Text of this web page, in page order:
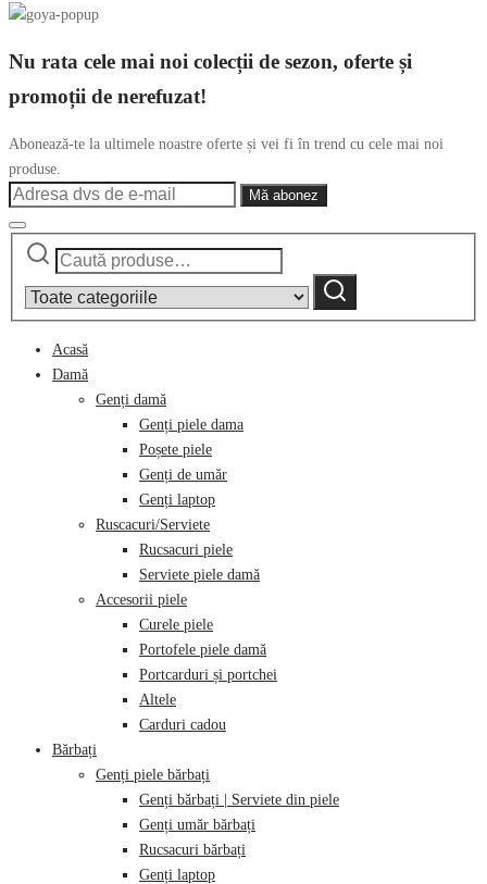
Nu rata cele mai noi colecții de sezon, oferte și
promoții de nerefuzat!
Abonează-te la ultimele noastre oferte și vei fi în trend cu cele mai noi
produse.
Caută
category:
Caută
Acasă
Damă
Genți damă
Genți piele dama
Poșete piele
Genți de umăr
Genți laptop
Ruscacuri/Serviete
Rucsacuri piele
Serviete piele damă
Accesorii piele
Curele piele
Portofele piele damă
Portcarduri și portchei
Altele
Carduri cadou
Bărbați
Genți piele bărbați
Genți bărbați | Serviete din piele
Genți umăr bărbați
Rucsacuri bărbați
Genți laptop